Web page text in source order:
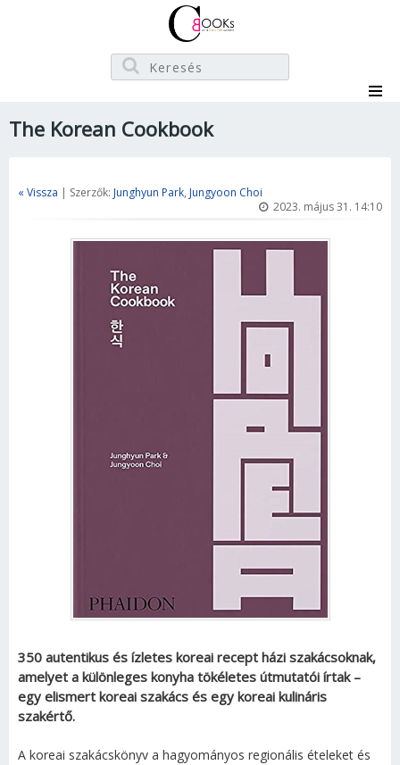
The Korean Cookbook
« Vissza | Szerzők: Junghyun Park, Jungyoon Choi
2023. május 31. 14:10
350 autentikus és ízletes koreai recept házi szakácsoknak,
amelyet a különleges konyha tökéletes útmutatói írtak –
egy elismert koreai szakács és egy koreai kulináris
szakértő.
A koreai szakácskönyv a hagyományos regionális ételeket és